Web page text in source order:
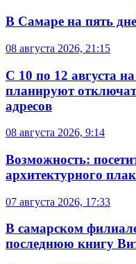
В Самаре на пять
08 августа 2026, 21:15
С 10 по 12 августа
планируют
адресов
08 августа 2026, 9:14
Возможность:
архитектурного
07 августа 2026, 17:33
В самарском
последнюю книгу